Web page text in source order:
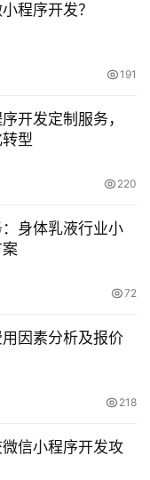
程序开发？
191
开发定制服务，
型
220
身体乳液行业小
72
因素分析及报价
218
信小程序开发攻